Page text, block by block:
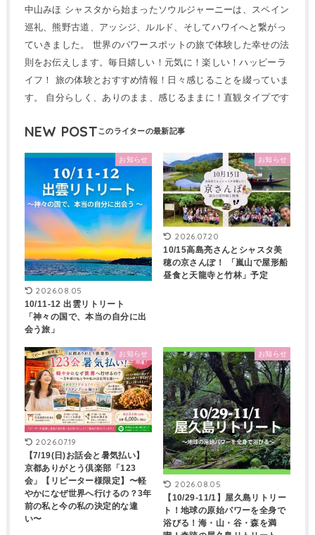
中山みほ シャスタから始まったソウルジャーニーは、スペイン
巡礼、熊野古道、アッシジ、ルルド、そしてハワイへと繋がっ
ていきました。 世界のパワースポットの旅で体験した幸せの法
則をお伝えします。毎日嬉しい！元気に！楽しい！ハッピーラ
イフ！ 旅の体験とおすすめ情報！日々感じることを綴っていま
す。 自分らしく、ありのまま、感じるままに！直観タイプです
NEW POST
お知らせ
2026.08.05
10/11-12 出雲リトリート
「神々の国で、本当の自分に出
会う旅」
お知らせ
2026.07.20
10/15高島亮さんとシャスタ美
穂の京さんぽ！ 「嵐山で屋形船
昼食と天龍寺と竹林」予定
お知らせ
2026.07.19
【7/19(日)お話会と暑気払い】
京都ありがとう倶楽部「123
会」【リピーター様限定】〜軽
やかになぜ世界へ行けるの？3年
前の私と今の私の決定的な違
い〜
お知らせ
2026.08.05
【10/29-11/1】屋久島リトリー
ト！地球の原始パワーを全身で
浴びる！海・山・谷・森を満